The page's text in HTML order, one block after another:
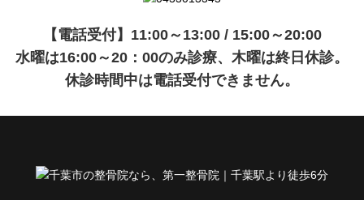
【電話受付】11:00～13:00 / 15:00～20:00
水曜は16:00～20：00のみ診療、木曜は終日休診。
休診時間中は電話受付できません。